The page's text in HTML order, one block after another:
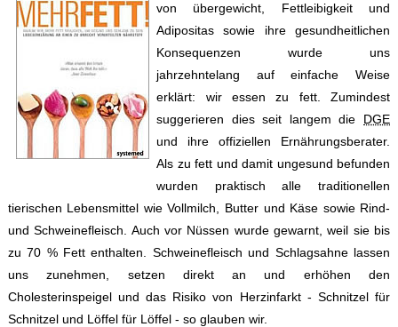
von übergewicht, Fettleibigkeit und
Adipositas sowie ihre gesundheitlichen
Konsequenzen wurde uns
jahrzehntelang auf einfache Weise
erklärt: wir essen zu fett. Zumindest
suggerieren dies seit langem die DGE
und ihre offiziellen Ernährungsberater.
Als zu fett und damit ungesund befunden
wurden praktisch alle traditionellen
tierischen Lebensmittel wie Vollmilch, Butter und Käse sowie Rind-
und Schweinefleisch. Auch vor Nüssen wurde gewarnt, weil sie bis
zu 70 % Fett enthalten. Schweinefleisch und Schlagsahne lassen
uns zunehmen, setzen direkt an und erhöhen den
Cholesterinspeigel und das Risiko von Herzinfarkt - Schnitzel für
Schnitzel und Löffel für Löffel - so glauben wir.